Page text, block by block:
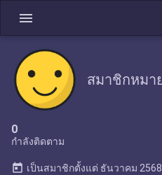
menu
สมาชิกหมา
0
กำลังติดตาม
today เป็นสมาชิกตั้งแต่ ธันวาคม 2568